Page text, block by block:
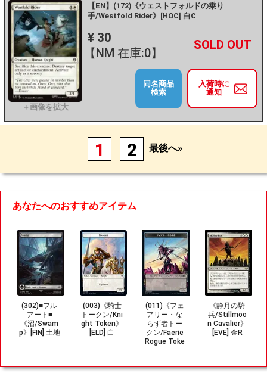
【EN】(172)《ウェストフォルドの乗り
手/Westfold Rider》[HOC] 白C
¥ 30
【NM 在庫:0】
－ +
入荷時に
通知
同名商品
検索
1 2 最後へ»
あなたへのおすすめアイテム
(302)■フル
アート■
《沼/Swam
p》[FIN] 土地
(003)《騎士
トークン/Kni
ght Token》
[ELD] 白
(011)《フェ
アリー・な
らず者トー
クン/Faerie
Rogue Toke
《静月の騎
兵/Stillmoo
n Cavalier》
[EVE] 金R